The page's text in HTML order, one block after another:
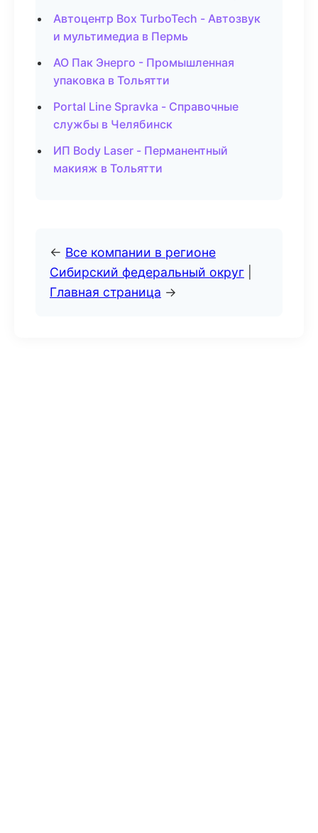
Автоцентр Box TurboTech - Автозвук
и мультимедиа в Пермь
АО Пак Энерго - Промышленная
упаковка в Тольятти
Portal Line Spravka - Справочные
службы в Челябинск
ИП Body Laser - Перманентный
макияж в Тольятти
← Все компании в регионе
Сибирский федеральный округ
Главная страница →